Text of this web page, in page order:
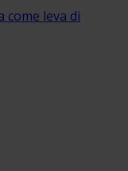
come leva di